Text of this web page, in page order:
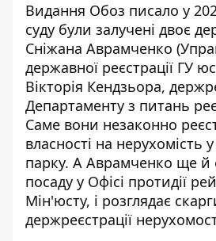
Видання Обоз писало у
суду були залучені двоє
Сніжана Аврамченко
державної реєстрації ГУ
Вікторія Кендзьора,
Департаменту з питань
Саме вони незаконно
власності на нерухомість
парку. А Аврамченко ще й
посаду у Офісі протидії
Мін'юсту, і розглядає
держреєстрації